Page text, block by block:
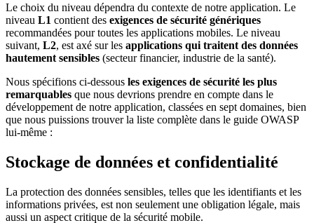
Le choix du niveau dépendra du contexte de notre application. Le
niveau L1 contient des exigences de sécurité génériques
recommandées pour toutes les applications mobiles. Le niveau
suivant, L2, est axé sur les applications qui traitent des données
hautement sensibles (secteur financier, industrie de la santé).
Nous spécifions ci-dessous les exigences de sécurité les plus
remarquables que nous devrions prendre en compte dans le
développement de notre application, classées en sept domaines, bien
que nous puissions trouver la liste complète dans le guide OWASP
lui-même :
Stockage de données et confidentialité
La protection des données sensibles, telles que les identifiants et les
informations privées, est non seulement une obligation légale, mais
aussi un aspect critique de la sécurité mobile.